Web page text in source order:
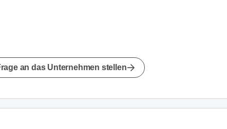
an das Unternehmen stellen